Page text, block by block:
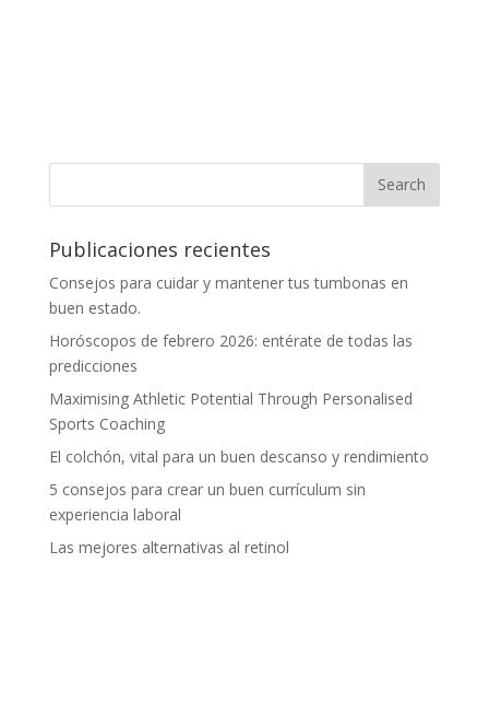
Publicaciones recientes
Consejos para cuidar y mantener tus tumbonas en
buen estado.
Horóscopos de febrero 2026: entérate de todas las
predicciones
Maximising Athletic Potential Through Personalised
Sports Coaching
El colchón, vital para un buen descanso y rendimiento
5 consejos para crear un buen currículum sin
experiencia laboral
Las mejores alternativas al retinol